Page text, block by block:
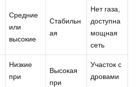
Средние
или
высокие
Стабильн
ая
Нет газа,
доступна
мощная
сеть
Низкие
при
Высокая
при
Участок с
дровами